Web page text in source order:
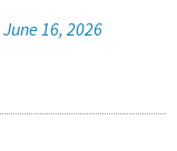
June 16, 2026